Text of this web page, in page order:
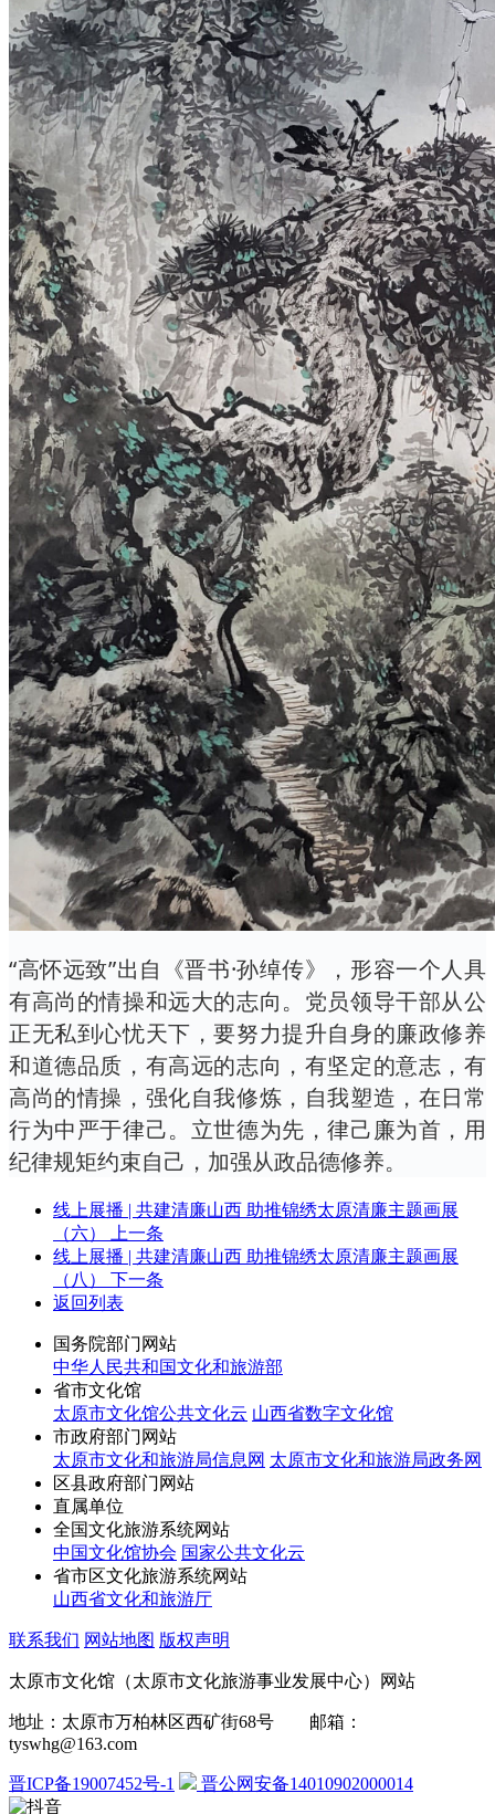
“高怀远致”出自《晋书·孙绰传》，形容一个人具
有高尚的情操和远大的志向。党员领导干部从公
正无私到心忧天下，要努力提升自身的廉政修养
和道德品质，有高远的志向，有坚定的意志，有
高尚的情操，强化自我修炼，自我塑造，在日常
行为中严于律己。立世德为先，律己廉为首，用
纪律规矩约束自己，加强从政品德修养。
线上展播 | 共建清廉山西 助推锦绣太原清廉主题画展
（六）
上一条
线上展播 | 共建清廉山西 助推锦绣太原清廉主题画展
（八） 下一条
返回列表
国务院部门网站
中华人民共和国文化和旅游部
省市文化馆
太原市文化馆公共文化云 山西省数字文化馆
市政府部门网站
太原市文化和旅游局信息网 太原市文化和旅游局政务网
区县政府部门网站
直属单位
全国文化旅游系统网站
中国文化馆协会 国家公共文化云
省市区文化旅游系统网站
山西省文化和旅游厅
联系我们 网站地图 版权声明
太原市文化馆（太原市文化旅游事业发展中心）网站
地址：太原市万柏林区西矿街68号 邮箱：
tyswhg@163.com
晋ICP备19007452号-1 晋公网安备14010902000014